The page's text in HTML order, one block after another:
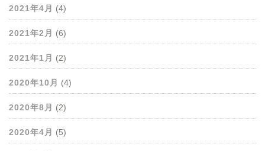
2021年4月 (4)
2021年2月 (6)
2021年1月 (2)
2020年10月 (4)
2020年8月 (2)
2020年4月 (5)